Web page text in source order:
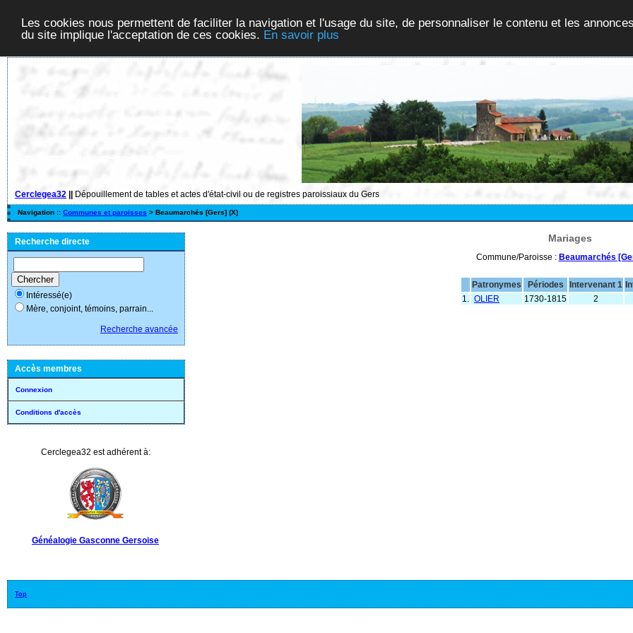
Les cookies nous permettent de faciliter la navigation et l'usage du site, de personnaliser le contenu et les
du site implique l'acceptation de ces cookies. En savoir plus
Cerclegea32 Dépouillement de tables et actes d'état-civil ou de registres paroissiaux du Gers
Navigation :: Communes et paroisses > Beaumarchés [Gers] (X)
Recherche directe
Intéressé(e)
Mère, conjoint, témoins, parrain...
Recherche avancée
Accès membres
Connexion
Conditions d'accès
Cerclegea32 est adhérent à:
Généalogie Gasconne Gersoise
Mariages
Commune/Paroisse : Beaumarchés
Patronymes Périodes Intervenant 1
1.
OLIER 1730-1815 2
Top